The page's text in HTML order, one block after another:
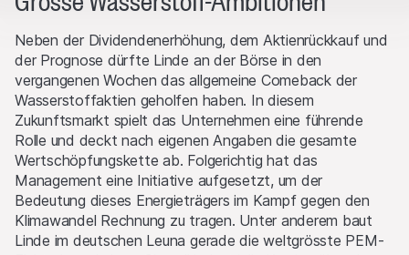
Neben der Dividendenerhöhung, dem Aktienrückkauf und
der Prognose dürfte Linde an der Börse in den
vergangenen Wochen das allgemeine Comeback der
Wasserstoffaktien geholfen haben. In diesem
Zukunftsmarkt spielt das Unternehmen eine führende
Rolle und deckt nach eigenen Angaben die gesamte
Wertschöpfungskette ab. Folgerichtig hat das
Management eine Initiative aufgesetzt, um der
Bedeutung dieses Energieträgers im Kampf gegen den
Klimawandel Rechnung zu tragen. Unter anderem baut
Linde im deutschen Leuna gerade die weltgrösste PEM-
Partnern, welche die betreffenden Rechte gemäss den
anwendbaren Gesetzen durchsetzen werden. Jegliche
Vervielfältigung, Weiterveröffentlichung oder Verbreitung von
Inhalten dieser Website erfordert eine schriftliche
Zustimmung von Leonteq Securities AG in Zürich (Schweiz)
sowie eine ausdrückliche Quellenangabe.
Kein Teil dieser Website gewährt irgendwelche Lizenz¬ oder
Benutzerrechte an Bildern, Texten, Markenzeichen oder
Logos. Mit dem Herunterladen oder Kopieren von der
Website werden keine Rechtsansprüche an auf der Website
enthaltener Software oder darauf enthaltenem Material
Besucher in anonymer Form, um das Engagement der Benutzer
Vermarktung
Diese Cookies können von unseren Werbepartnern über unsere
Website gesetzt werden.